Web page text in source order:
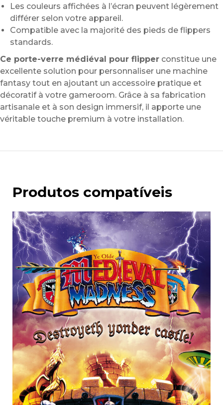
Les couleurs affichées à l’écran peuvent légèrement
différer selon votre appareil.
Compatible avec la majorité des pieds de flippers
standards.
Ce porte-verre médiéval pour flipper constitue une
excellente solution pour personnaliser une machine
fantasy tout en ajoutant un accessoire pratique et
décoratif à votre gameroom. Grâce à sa fabrication
artisanale et à son design immersif, il apporte une
véritable touche premium à votre installation.
Produtos compatíveis